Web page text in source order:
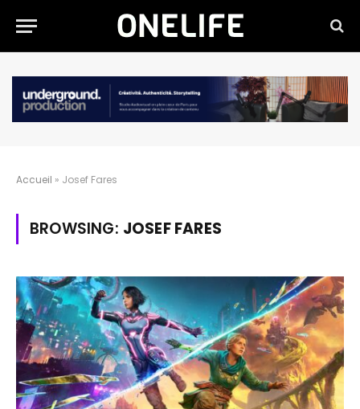
Accueil » Josef Fares
BROWSING: JOSEF FARES